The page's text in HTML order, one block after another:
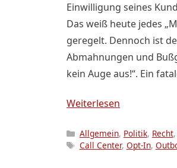
Einwilligung seines
Das weiß heute jedes
geregelt. Dennoch ist
Abmahnungen und
kein Auge aus!“. Ein
Weiterlesen
Kategorien
Allgemein, Politik, Recht,
Schlagwörter
Call Center, Opt-In,